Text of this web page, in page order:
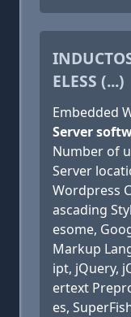
ELESS (...)
Embedded
Server
Number of
Server
Wordpress
ascading
esome,
Markup
ipt, jQuery,
ertext
es,